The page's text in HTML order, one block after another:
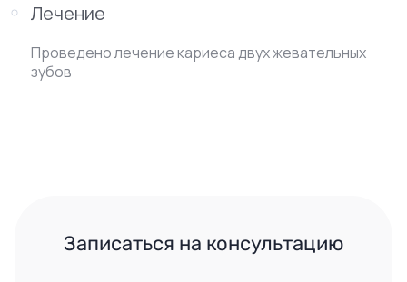
Лечение
Проведено лечение кариеса двух жевательных
зубов
Записаться на консультацию